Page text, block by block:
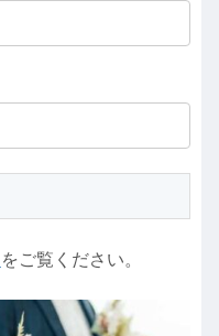
をご覧ください。